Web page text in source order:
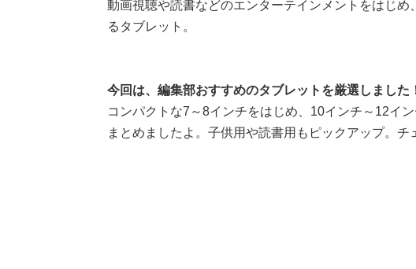
動画視聴や読書などのエンターテインメントをはじめ
るタブレット。
今回は、編集部おすすめのタブレットを厳選しました
コンパクトな7～8インチをはじめ、10インチ～12イ
まとめましたよ。子供用や読書用もピックアップ。チ